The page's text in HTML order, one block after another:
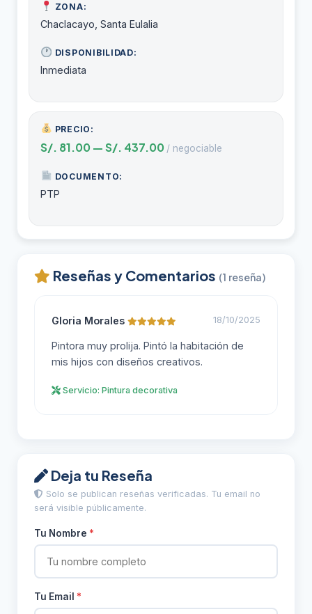
ZONA:
Chaclacayo, Santa Eulalia
DISPONIBILIDAD:
Inmediata
PRECIO:
S/. 81.00 — S/. 437.00 / negociable
DOCUMENTO:
PTP
Reseñas y Comentarios (1 reseña)
Gloria Morales 18/10/2025
Pintora muy prolija. Pintó la habitación de
mis hijos con diseños creativos.
Servicio: Pintura decorativa
Deja tu Reseña
Solo se publican reseñas verificadas. Tu email no
será visible públicamente.
Tu Nombre *
Tu Email *